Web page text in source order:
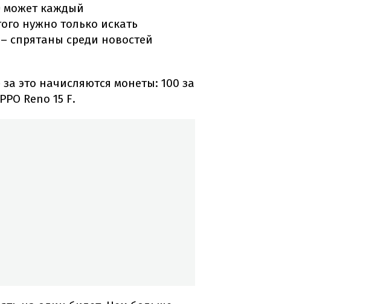
может каждый
нужно только искать
спрятаны среди новостей
это начисляются монеты: 100 за
Reno 15 F.